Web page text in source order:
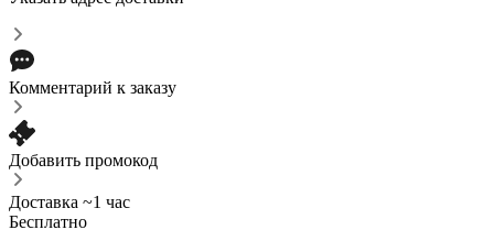
Комментарий к заказу
Добавить промокод
Доставка ~1 час
Бесплатно